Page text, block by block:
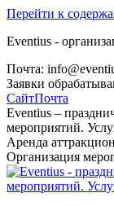
Перейти к
Eventius -
Почта:
Заявки
СайтПочта
Eventius –
мероприятий.
Аренда
Организация